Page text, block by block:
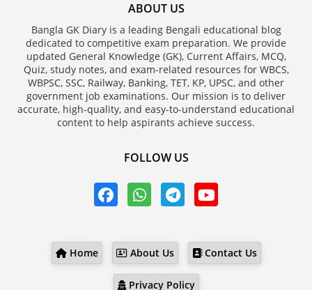
ABOUT US
Bangla GK Diary is a leading Bengali educational blog
dedicated to competitive exam preparation. We provide
updated General Knowledge (GK), Current Affairs, MCQ,
Quiz, study notes, and exam-related resources for WBCS,
WBPSC, SSC, Railway, Banking, TET, KP, UPSC, and other
government job examinations. Our mission is to deliver
accurate, high-quality, and easy-to-understand educational
content to help aspirants achieve success.
FOLLOW US
Home About Us Contact Us
Privacy Policy